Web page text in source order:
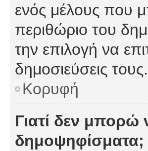
ενός μέλους που
περιθώριο του
την επιλογή να
δημοσιεύσεις τους.
Κορυφή
Γιατί δεν
δημοψηφίσματα;